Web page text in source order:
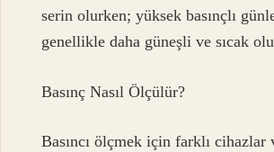
serin olurken; yüksek basınçlı
genellikle daha güneşli ve sıcak
Basınç Nasıl Ölçülür?
Basıncı ölçmek için farklı cihazlar